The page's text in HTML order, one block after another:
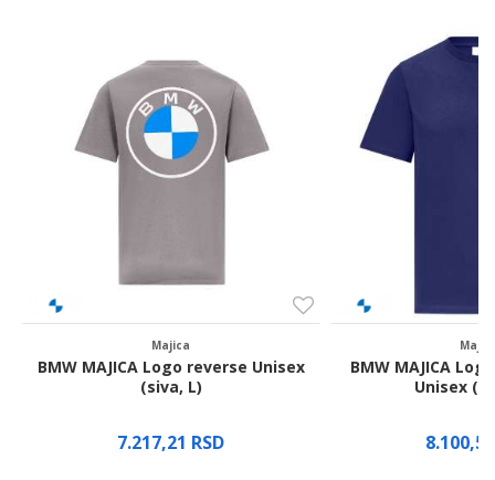
Majica
BMW MAJICA Logo reverse Unisex
(siva, L)
7.217,21 RSD
BMW MAJICA
Unisex